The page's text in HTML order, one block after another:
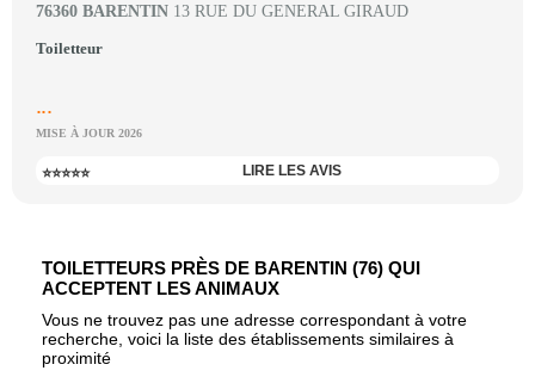
76360 BARENTIN 13 RUE DU GENERAL GIRAUD
Toiletteur
...
MISE À JOUR 2026
⭐⭐⭐⭐⭐ LIRE LES AVIS
TOILETTEURS PRÈS DE BARENTIN (76) QUI
ACCEPTENT LES ANIMAUX
Vous ne trouvez pas une adresse correspondant à votre
recherche, voici la liste des établissements similaires à
proximité